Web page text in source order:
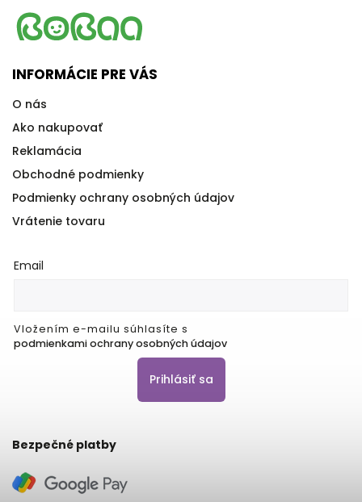
INFORMÁCIE PRE VÁS
O nás
Ako nakupovať
Reklamácia
Obchodné podmienky
Podmienky ochrany osobných údajov
Vrátenie tovaru
Email
Vložením e-mailu súhlasíte s
podmienkami ochrany osobných údajov
Prihlásiť sa
Bezpečné platby